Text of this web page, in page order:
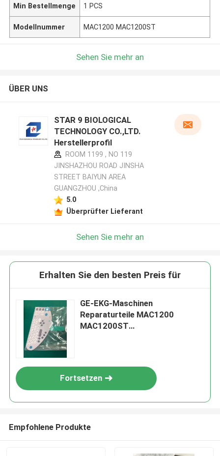
Min Bestellmenge 1 PCS
Modellnummer MAC1200 MAC1200ST
Sehen Sie mehr an
ÜBER UNS
STAR 9 BIOLOGICAL
TECHNOLOGY CO.,LTD.
Herstellerprofil
ROOM 1199 , NO 119
JINSHAZHOU ROAD JINSHA
STREET BAIYUN AREA
GUANGZHOU ,China
5.0
Überprüfter Lieferant
Sehen Sie mehr an
Erhalten Sie den besten Preis für
GE-EKG-Maschinen
Reparaturteile MAC1200
MAC1200ST
Fortsetzen
Empfohlene Produkte